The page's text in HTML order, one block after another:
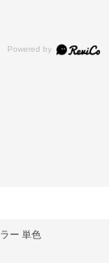
ー 単色